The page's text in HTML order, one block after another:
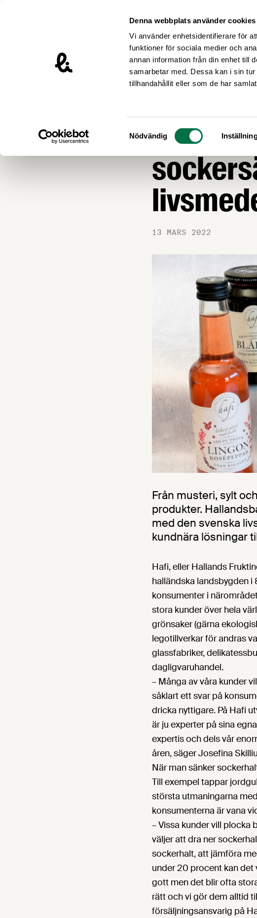
Denna webbplats använder cookies
Vi använder enhetsidentifierare för
funktioner för sociala medier och
annan information från din enhet till
samarbetar med. Dessa kan i sin
tillhandahållit eller som de har
Samtyckesval
Nödvändig
Livsmedelsföretagen – till startsidan
Tillbaka
Hafi
13 MARS 2022
Från musteri, sylt
produkter.
med den svenska
kundnära lösningar
Hafi, eller Hallands
halländska landsbygden i
konsumenter i
stora kunder över hela
grönsaker (gärna
legotillverkar för andras
glassfabriker,
dagligvaruhandel.
– Många av våra kunder
såklart ett svar på
dricka nyttigare. På Hafi
är ju experter på sina
expertis och dels vår
åren, säger Josefina
När man sänker
Till exempel tappar
största utmaningarna
konsumenterna är vana
– Vissa kunder vill
väljer att dra ner
sockerhalt, att jämföra
under 20 procent kan det
gott men det blir ofta
rätt och vi gör dem alltid
försäljningsansvarig på